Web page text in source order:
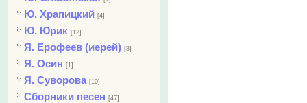
Ю. Храпицкий [4]
Ю. Юрик [12]
Я. Ерофеев (иерей) [8]
Я. Осин [1]
Я. Суворова [10]
Сборники песен [47]